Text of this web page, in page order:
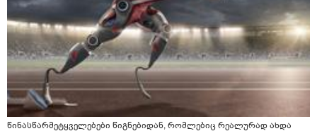
წინასწარმეტყველებები წიგნებიდან, რომლებიც რეალურად ახდა